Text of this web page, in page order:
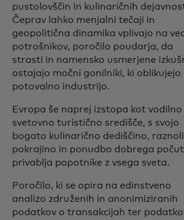
pustolovščin in kulinaričnih
Čeprav lahko menjalni tečaji in
geopolitična dinamika vplivajo na
potrošnikov, poročilo poudarja, da
strasti in namensko usmerjene
ostajajo močni gonilniki, ki oblikujejo
potovalno industrijo.
Evropa še naprej izstopa kot vodilno
svetovno turistično središče, s svojo
bogato kulinarično dediščino,
pokrajino in ponudbo dobrega
privablja popotnike z vsega sveta.
Poročilo, ki se opira na edinstveno
analizo združenih in anonimiziranih
podatkov o transakcijah ter